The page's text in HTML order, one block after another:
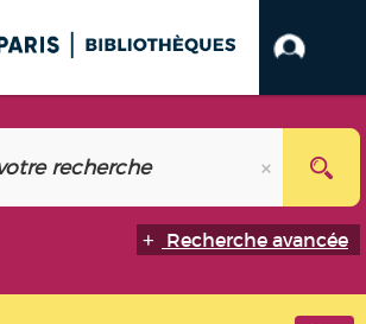
Recherche avancée